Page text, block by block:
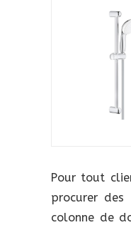
Pour tout
procurer
colonne de